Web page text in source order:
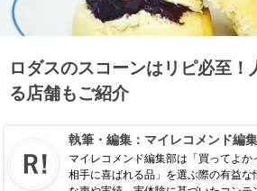
ロダスのスコーンはリピ必至！
る店舗もご紹介
執筆・編集： マイレコメンド編
マイレコメンド編集部は「買ってよ
相手に喜ばれる品」を選ぶ際の有益